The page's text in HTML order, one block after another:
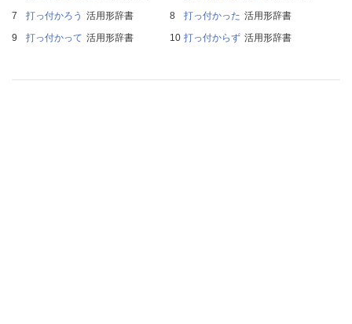
打っ付かろう 活用形辞書 打っ付かった 活用形辞書
打っ付かって 活用形辞書 打っ付からず 活用形辞書